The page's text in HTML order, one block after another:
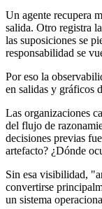
Un agente recupera
salida. Otro registra
las suposiciones se
responsabilidad se
Por eso la
en salidas y gráficos
Las organizaciones
del flujo de
decisiones previas
artefacto? ¿Dónde
Sin esa visibilidad,
convertirse
un sistema